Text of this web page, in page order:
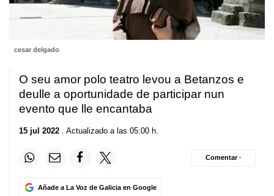
cesar delgado
O seu amor polo teatro levou a Betanzos e
deulle a oportunidade de participar nun
evento que lle encantaba
15 jul 2022 . Actualizado a las 05:00 h.
Añade a La Voz de Galicia en Google
Comentar ·